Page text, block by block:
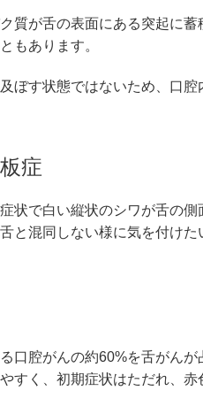
質が舌の表面にある突起に
もあります。
ぼす状態ではないため、口
症
状で白い縦状のシワが舌の
と混同しない様に気を付けた
口腔がんの約60%を舌がん
すく、初期症状はただれ、